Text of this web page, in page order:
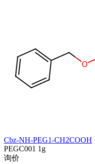
Cbz-NH-PEG1-CH2COOH
PEGC001 1g
询价